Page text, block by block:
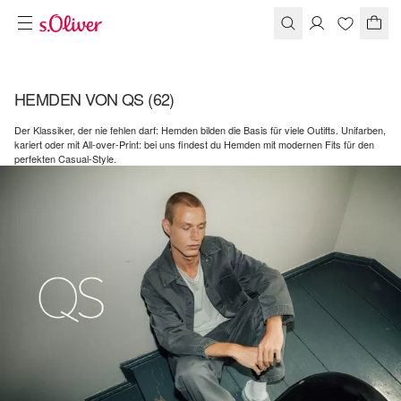
HEMDEN VON QS (62)
Der Klassiker, der nie fehlen darf: Hemden bilden die Basis für viele Outifts. Unifarben,
kariert oder mit All-over-Print: bei uns findest du Hemden mit modernen Fits für den
perfekten Casual-Style.